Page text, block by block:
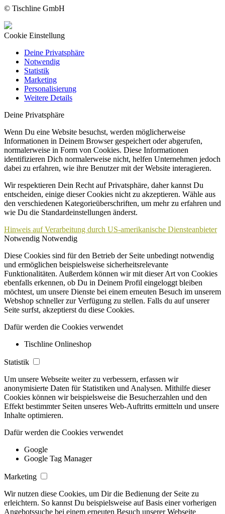
© Tischline GmbH
Cookie Einstellung
Deine Privatsphäre
Notwendig
Statistik
Marketing
Personalisierung
Weitere Details
Deine Privatsphäre
Wenn Du eine Website besuchst, werden möglicherweise
Informationen in Deinem Browser gespeichert oder abgerufen,
normalerweise in Form von Cookies. Diese Informationen
identifizieren Dich normalerweise nicht, helfen Unternehmen jedoch
dabei zu erfahren, wie ihre Benutzer mit der Website interagieren.
Wir respektieren Dein Recht auf Privatsphäre, daher kannst Du
entscheiden, einige dieser Cookies nicht zu akzeptieren. Wähle aus
den verschiedenen Kategorieüberschriften, um mehr zu erfahren und
wie Du die Standardeinstellungen änderst.
Hinweis auf Verarbeitung durch US-amerikanische Diensteanbieter
Notwendig Notwendig
Diese Cookies sind für den Betrieb der Seite unbedingt notwendig
und ermöglichen beispielsweise sicherheitsrelevante
Funktionalitäten. Außerdem können wir mit dieser Art von Cookies
ebenfalls erkennen, ob Du in Deinem Profil eingeloggt bleiben
möchtest, um unsere Dienste bei einem erneuten Besuch im unserem
Webshop schneller zur Verfügung zu stellen. Falls du auf unserer
Seite surfst, akzeptierst du diese Cookies.
Dafür werden die Cookies verwendet
Tischline Onlineshop
Statistik
Um unsere Webseite weiter zu verbessern, erfassen wir
anonymisierte Daten für Statistiken und Analysen. Mithilfe dieser
Cookies können wir beispielsweise die Besucherzahlen und den
Effekt bestimmter Seiten unseres Web-Auftritts ermitteln und unsere
Inhalte optimieren.
Dafür werden die Cookies verwendet
Google
Google Tag Manager
Marketing
Wir nutzen diese Cookies, um Dir die Bedienung der Seite zu
erleichtern. So kannst Du beispielsweise auf Basis einer vorherigen
Angebotssuche bei einem erneuten Besuch unserer Webseite